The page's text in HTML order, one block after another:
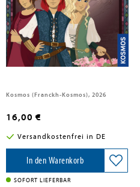
Vogel, Kirsten
Die drei !!!, Die Ritterin von
Rabenfels
Kosmos (Franckh-Kosmos), 2026
16,00 €
Versandkostenfrei in DE
In den Warenkorb
SOFORT LIEFERBAR